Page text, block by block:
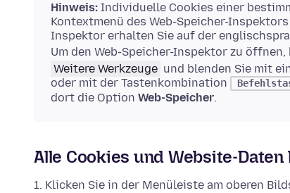
Hinweis: Individuelle Cookies einer
Kontextmenü des Web-Speicher-
Inspektor erhalten Sie auf der
Um den Web-Speicher-Inspektor zu
Weitere Werkzeuge und blenden Sie mit
oder mit der Tastenkombination
dort die Option Web-Speicher.
Alle Cookies und Website-
Klicken Sie in der Menüleiste am oberen